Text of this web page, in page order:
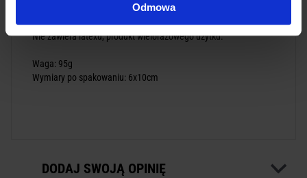
Odmowa
Nie zawiera latexu, produkt wielorazowego użytku.
Waga: 95g
Wymiary po spakowaniu: 6x10cm
DODAJ SWOJĄ OPINIĘ